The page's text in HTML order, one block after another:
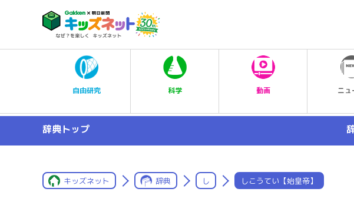
自由研究 科学 動画 ニュ
辞典トップ
キッズネット 辞典 し しこうてい【始皇帝】